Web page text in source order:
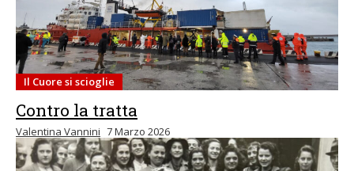
Il Cuore si scioglie
Contro la tratta
Valentina Vannini 7 Marzo 2026